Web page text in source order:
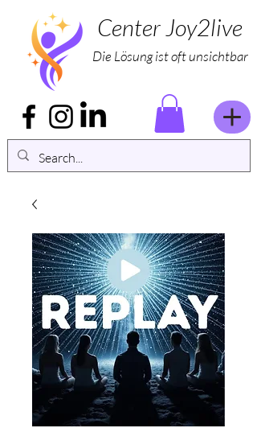
Center Joy2live
Die Lösung ist oft unsichtbar